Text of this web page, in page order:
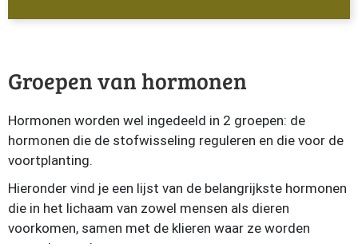
Groepen van hormonen
Hormonen worden wel ingedeeld in 2 groepen: de
hormonen die de stofwisseling reguleren en die voor de
voortplanting.
Hieronder vind je een lijst van de belangrijkste hormonen
die in het lichaam van zowel mensen als dieren
voorkomen, samen met de klieren waar ze worden